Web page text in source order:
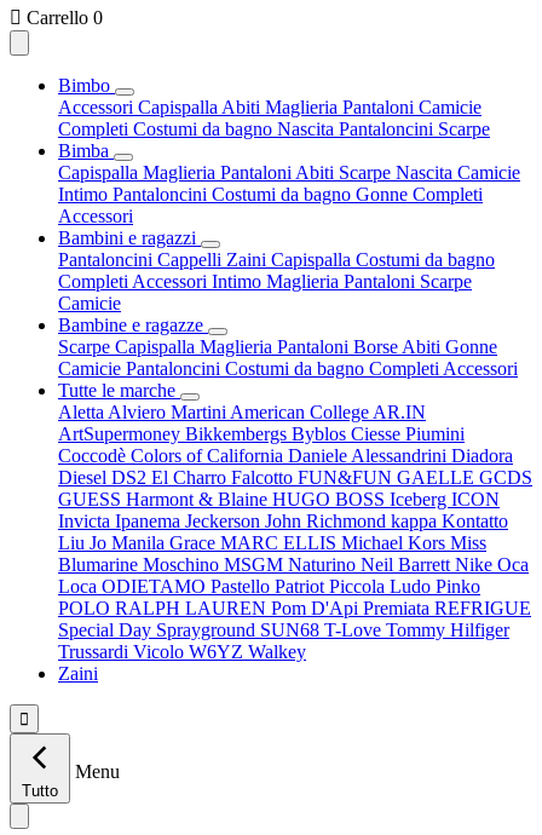
 Carrello 0
Bimbo
Accessori Capispalla Abiti Maglieria Pantaloni Camicie
Completi Costumi da bagno Nascita Pantaloncini Scarpe
Bimba
Capispalla Maglieria Pantaloni Abiti Scarpe Nascita Camicie
Intimo Pantaloncini Costumi da bagno Gonne Completi
Accessori
Bambini e ragazzi
Pantaloncini Cappelli Zaini Capispalla Costumi da bagno
Completi Accessori Intimo Maglieria Pantaloni Scarpe
Camicie
Bambine e ragazze
Scarpe Capispalla Maglieria Pantaloni Borse Abiti Gonne
Camicie Pantaloncini Costumi da bagno Completi Accessori
Tutte le marche
Aletta Alviero Martini American College AR.IN
ArtSupermoney Bikkembergs Byblos Ciesse Piumini
Coccodè Colors of California Daniele Alessandrini Diadora
Diesel DS2 El Charro Falcotto FUN&FUN GAELLE GCDS
GUESS Harmont & Blaine HUGO BOSS Iceberg ICON
Invicta Ipanema Jeckerson John Richmond kappa Kontatto
Liu Jo Manila Grace MARC ELLIS Michael Kors Miss
Blumarine Moschino MSGM Naturino Neil Barrett Nike Oca
Loca ODIETAMO Pastello Patriot Piccola Ludo Pinko
POLO RALPH LAUREN Pom D'Api Premiata REFRIGUE
Special Day Sprayground SUN68 T-Love Tommy Hilfiger
Trussardi Vicolo W6YZ Walkey
Zaini

Tutto
Menu